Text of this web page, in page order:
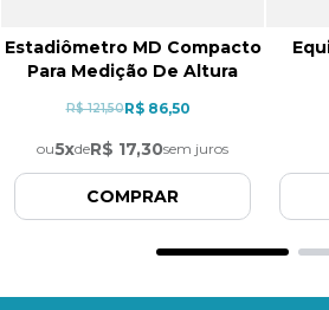
Estadiômetro MD Compacto
Para Medição De Altura
R$ 121,50R$ 86,50
ou5xdeR$ 17,30sem juros
COMPRAR